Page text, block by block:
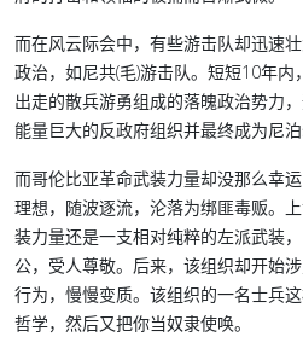
而在风云际会中，有些游击队却迅速
政治，如尼共(毛)游击队。短短10年内
出走的散兵游勇组成的落魄政治势力
能量巨大的反政府组织并最终成为尼泊
而哥伦比亚革命武装力量却没那么幸
理想，随波逐流，沦落为绑匪毒贩。
装力量还是一支相对纯粹的左派武装
公，受人尊敬。后来，该组织却开始
行为，慢慢变质。该组织的一名士兵
哲学，然后又把你当奴隶使唤。